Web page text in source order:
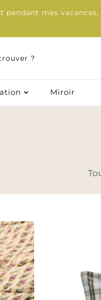
pendant mes
?
Miroir
?
Miroir